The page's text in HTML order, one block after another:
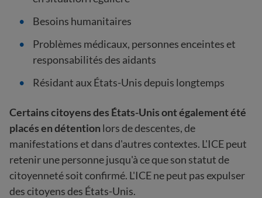
Besoins humanitaires
Problèmes médicaux, personnes enceintes et
responsabilités des aidants
Résidant aux États-Unis depuis longtemps
Certains citoyens des États-Unis ont également été
placés en détention lors de descentes, de
manifestations et dans d'autres contextes. L'ICE peut
retenir une personne jusqu'à ce que son statut de
citoyenneté soit confirmé. L'ICE ne peut pas expulser
des citoyens des États-Unis.